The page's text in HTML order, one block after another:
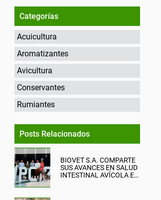
Categorías
Acuicultura
Aromatizantes
Avicultura
Conservantes
Rumiantes
Posts Relacionados
BIOVET S.A. COMPARTE
SUS AVANCES EN SALUD
INTESTINAL AVÍCOLA EN